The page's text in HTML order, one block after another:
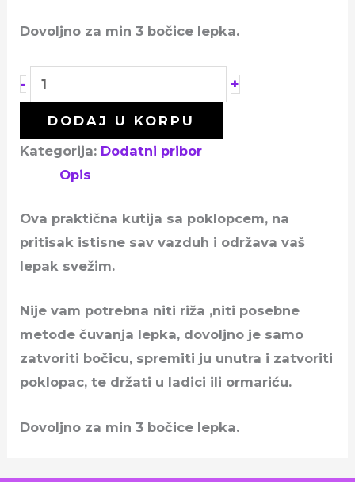
Dovoljno za min 3 bočice lepka.
- +
DODAJ U KORPU
Kategorija: Dodatni pribor
Opis
Ova praktična kutija sa poklopcem, na
pritisak istisne sav vazduh i održava vaš
lepak svežim.
Nije vam potrebna niti riža ,niti posebne
metode čuvanja lepka, dovoljno je samo
zatvoriti bočicu, spremiti ju unutra i zatvoriti
poklopac, te držati u ladici ili ormariću.
Dovoljno za min 3 bočice lepka.